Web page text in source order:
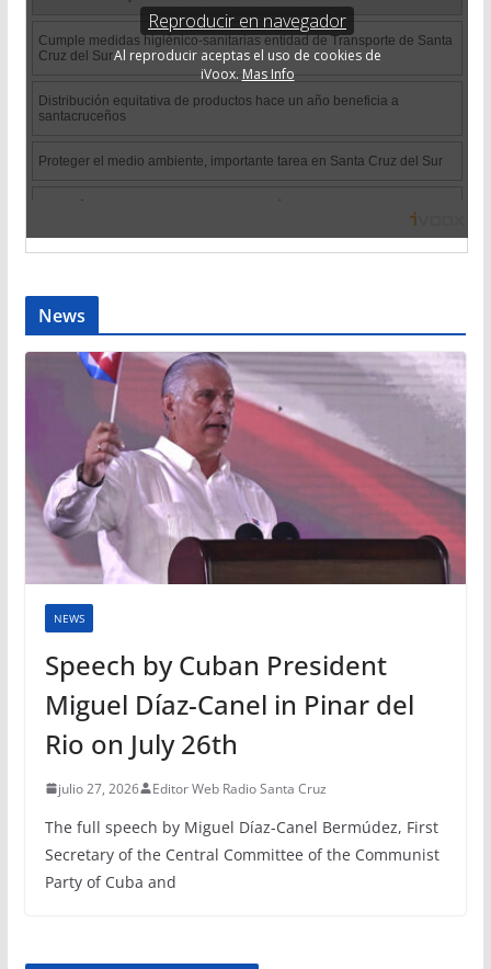
News
NEWS
Speech by Cuban President
Miguel Díaz-Canel in Pinar del
Rio on July 26th
julio 27, 2026 Editor Web Radio Santa Cruz
The full speech by Miguel Díaz-Canel Bermúdez, First
Secretary of the Central Committee of the Communist
Party of Cuba and